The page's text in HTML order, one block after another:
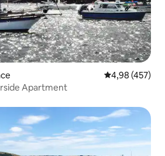
4,98 (457)
Apartment